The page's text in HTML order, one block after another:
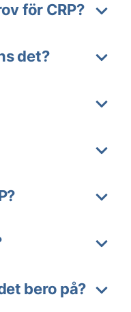
för CRP?
det?
bero på?